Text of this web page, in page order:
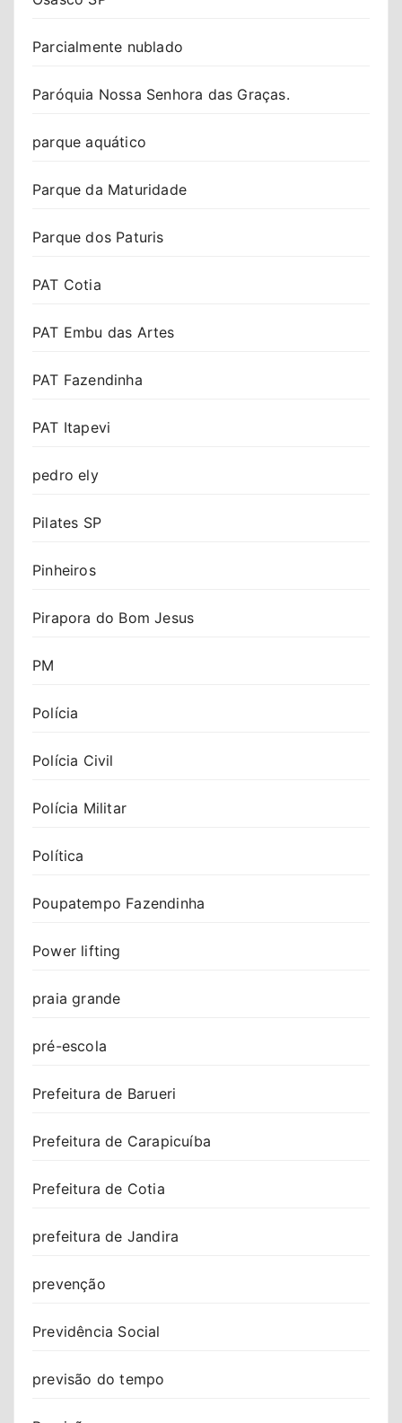
Parcialmente nublado
Paróquia Nossa Senhora das Graças.
parque aquático
Parque da Maturidade
Parque dos Paturis
PAT Cotia
PAT Embu das Artes
PAT Fazendinha
PAT Itapevi
pedro ely
Pilates SP
Pinheiros
Pirapora do Bom Jesus
PM
Polícia
Polícia Civil
Polícia Militar
Política
Poupatempo Fazendinha
Power lifting
praia grande
pré-escola
Prefeitura de Barueri
Prefeitura de Carapicuíba
Prefeitura de Cotia
prefeitura de Jandira
prevenção
Previdência Social
previsão do tempo